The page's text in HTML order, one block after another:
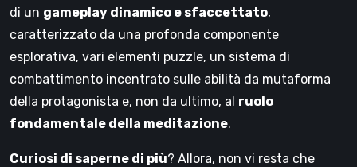
di un gameplay dinamico e sfaccettato,
caratterizzato da una profonda componente
esplorativa, vari elementi puzzle, un sistema di
combattimento incentrato sulle abilità da mutaforma
della protagonista e, non da ultimo, al ruolo
fondamentale della meditazione.
Curiosi di saperne di più? Allora, non vi resta che